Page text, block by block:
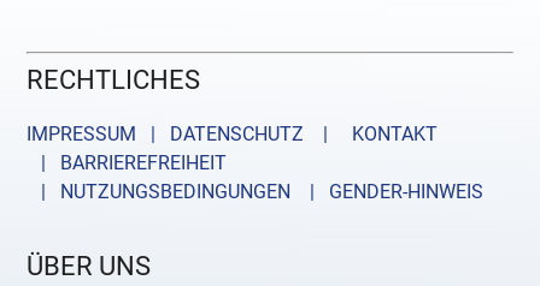
RECHTLICHES
IMPRESSUM | DATENSCHUTZ |
KONTAKT
| BARRIEREFREIHEIT
| NUTZUNGSBEDINGUNGEN
| GENDER-HINWEIS
ÜBER UNS